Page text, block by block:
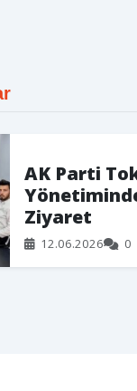
AK Parti
Ziyaret
12.06.2026 0